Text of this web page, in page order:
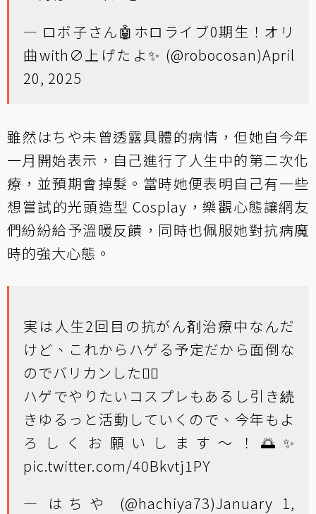
— ロボ子さん🤖ホロライブ0期生！オリ
曲with∅上げたよ✨ (@robocosan)April
20, 2025
雖然はちや未曾透露具體的病情，但她自今年
一月開始表示，自己進行了人生中的第二次化
療，並預期會掉髮。當時她便表明自己有一些
想嘗試的光頭造型 Cosplay，樂觀心態讓網友
們紛紛給予溫暖反饋，同時也佩服她對抗病魔
時的強大心態。
実は人生2回目の抗がん剤治療中なんだ
けど、これからハゲる予定だから面倒な
のでバリカンした✌🏻
ハゲでやりたいコスプレもあるし引き続
きゆるっと活動していくので、今年もよ
ろしくお願いします〜！🌅✨
pic.twitter.com/40Bkvtj1PY
— はちや (@hachiya73)January 1,